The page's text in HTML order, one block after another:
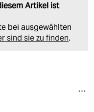
Artikel ist
bei ausgewählten
sind sie zu finden.